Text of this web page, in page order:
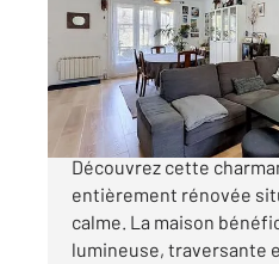
Maison à vendre
288
** MAISON SÛR SOUS-
Découvrez cette
entièrement rénovée
calme. La maison
lumineuse, traversante